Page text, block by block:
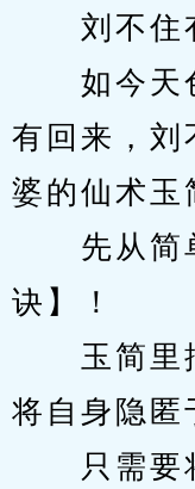
刘不住有
如今天色
有回来，刘
婆的仙术玉
先从简单
诀】！
玉简里描
将自身隐匿
只需要将